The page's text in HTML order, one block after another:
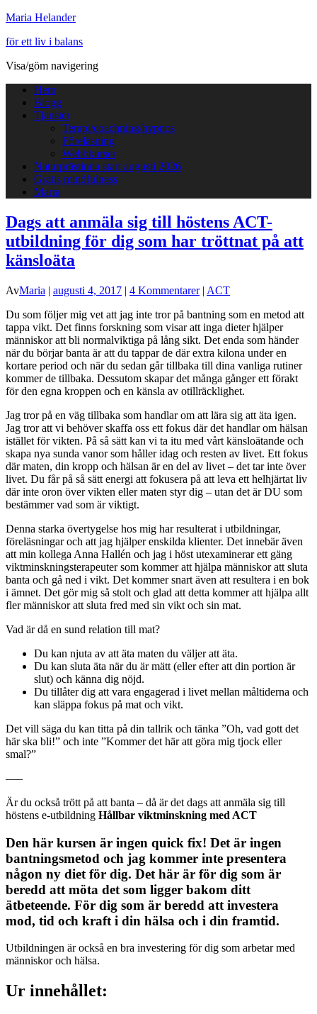
Maria Helander
för ett liv i balans
Visa/göm navigering
Hem
Blogg
Tjänster
Terapi/coachning/hypnos
Föreläsning
Webbkurser
Naturprästinna start augusti 2026
Gratis mindfulness
Maria
Dags att anmäla sig till höstens ACT-
utbildning för dig som har tröttnat på att
känsloäta
AvMaria | augusti 4, 2017 | 4 Kommentarer| ACT
Du som följer mig vet att jag inte tror på bantning som en metod att
tappa vikt. Det finns forskning som visar att inga dieter hjälper
människor att bli normalviktiga på lång sikt. Det enda som händer
när du börjar banta är att du tappar de där extra kilona under en
kortare period och när du sedan går tillbaka till dina vanliga rutiner
kommer de tillbaka. Dessutom skapar det många gånger ett förakt
för den egna kroppen och en känsla av otillräcklighet.
Jag tror på en väg tillbaka som handlar om att lära sig att äta igen.
Jag tror att vi behöver skaffa oss ett fokus där det handlar om hälsan
istället för vikten. På så sätt kan vi ta itu med vårt känsloätande och
skapa nya sunda vanor som håller idag och resten av livet. Ett fokus
där maten, din kropp och hälsan är en del av livet – det tar inte över
livet. Du får på så sätt energi att fokusera på att leva ett helhjärtat liv
där inte oron över vikten eller maten styr dig – utan det är DU som
bestämmer vad som är viktigt.
Denna starka övertygelse hos mig har resulterat i utbildningar,
föreläsningar och att jag hjälper enskilda klienter. Det innebär även
att min kollega Anna Hallén och jag i höst utexaminerar ett gäng
viktminskningsterapeuter som kommer att hjälpa människor att sluta
banta och gå ned i vikt. Det kommer snart även att resultera i en bok
i ämnet. Det gör mig så stolt och glad att detta kommer att hjälpa allt
fler människor att sluta fred med sin vikt och sin mat.
Vad är då en sund relation till mat?
Du kan njuta av att äta maten du väljer att äta.
Du kan sluta äta när du är mätt (eller efter att din portion är
slut) och känna dig nöjd.
Du tillåter dig att vara engagerad i livet mellan måltiderna och
kan släppa fokus på mat och vikt.
Det vill säga du kan titta på din tallrik och tänka ”Oh, vad gott det
här ska bli!” och inte ”Kommer det här att göra mig tjock eller
smal?”
—–
Är du också trött på att banta – då är det dags att anmäla sig till
höstens e-utbildning Hållbar viktminskning med ACT
Den här kursen är ingen quick fix! Det är ingen
bantningsmetod och jag kommer inte presentera
någon ny diet för dig. Det här är för dig som är
beredd att möta det som ligger bakom ditt
ätbeteende. För dig som är beredd att investera
mod, tid och kraft i din hälsa och i din framtid.
Utbildningen är också en bra investering för dig som arbetar med
människor och hälsa.
Ur innehållet: